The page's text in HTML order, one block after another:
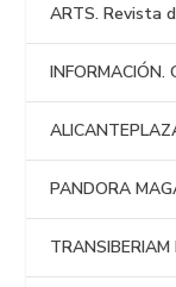
ARTS. Revista
INFORMACIÓN.
PANDORA
TRANSIBERIAM